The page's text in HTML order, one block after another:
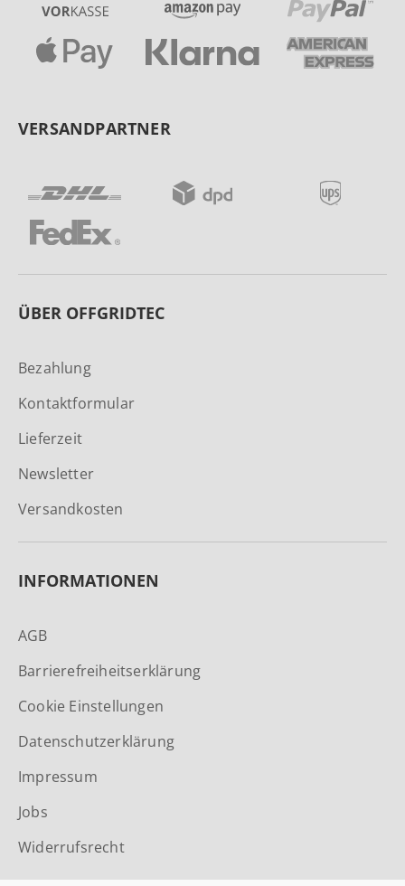
VERSANDPARTNER
ÜBER OFFGRIDTEC
Bezahlung
Kontaktformular
Lieferzeit
Newsletter
Versandkosten
INFORMATIONEN
AGB
Barrierefreiheitserklärung
Cookie Einstellungen
Datenschutzerklärung
Impressum
Jobs
Widerrufsrecht